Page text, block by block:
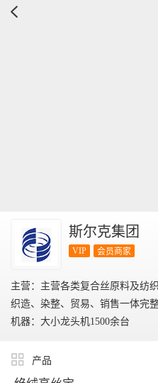
斯尔克集团
VIP 会员商家
主营：主营各类复合丝原料及纺
织造、染整、贸易、销售一体完整
机器：大小龙头机1500余台
产品